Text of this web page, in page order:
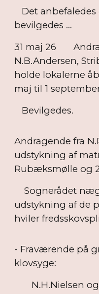
Det anbefaledes
bevilgedes ...
31 maj 26
N.B.Andersen,
holde lokalerne
maj til 1
Bevilgedes.
Andragende fra
udstykning af
Rubæksmølle og
Sognerådet
udstykning af de
hviler
- Fraværende på
klovsyge:
N.H.Nielsen og